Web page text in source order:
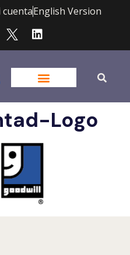
cuentaEnglish Version
Logo